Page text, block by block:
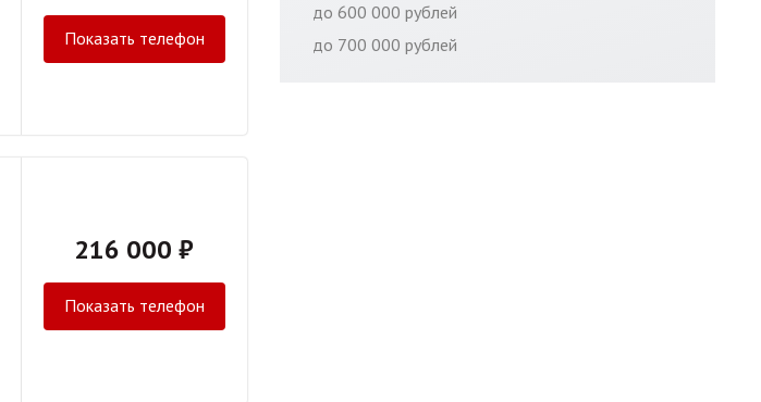
Показать телефон
216 000 ₽
Показать телефон
до 600 000 рублей
до 700 000 рублей